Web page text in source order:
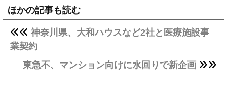
ほかの記事も読む
神奈川県、大和ハウスなど2社と医療施設事
業契約
東急不、マンション向けに水回りで新企画